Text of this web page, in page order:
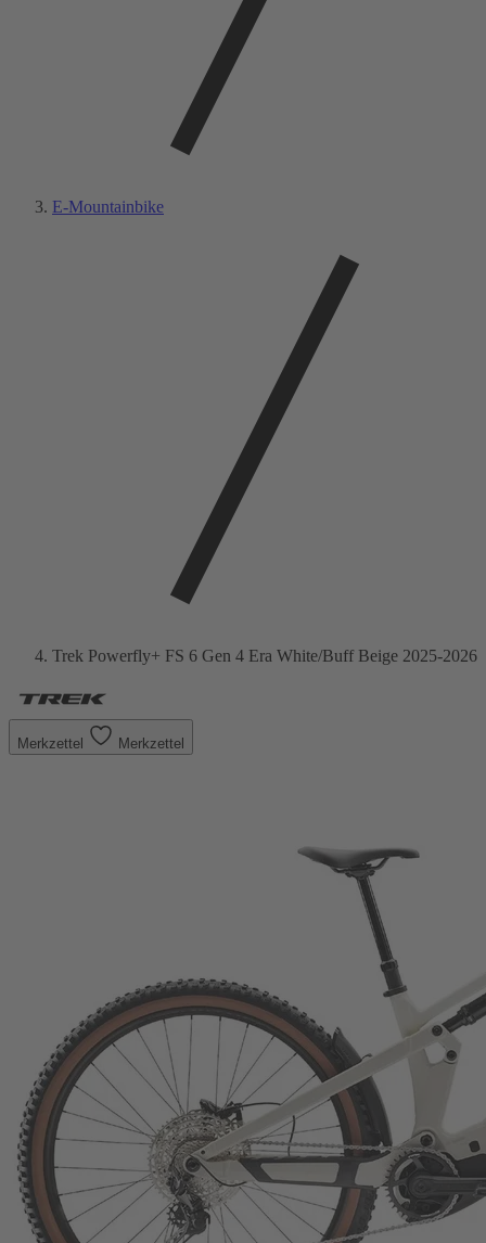
E-Mountainbike
Trek Powerfly+ FS 6 Gen 4 Era White/Buff Beige 2025-2026
Merkzettel Merkzettel